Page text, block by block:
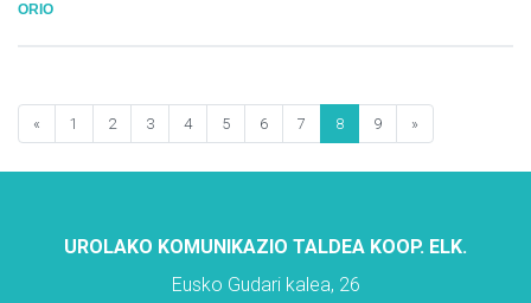
ORIO
« 1 2 3 4 5 6 7 8 9 »
UROLAKO KOMUNIKAZIO TALDEA KOOP. ELK.
Eusko Gudari kalea, 26